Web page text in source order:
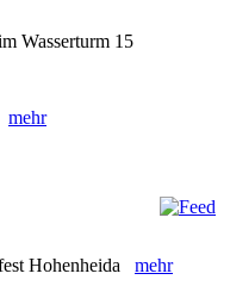
Wasserturm 15
mehr
Hohenheida mehr